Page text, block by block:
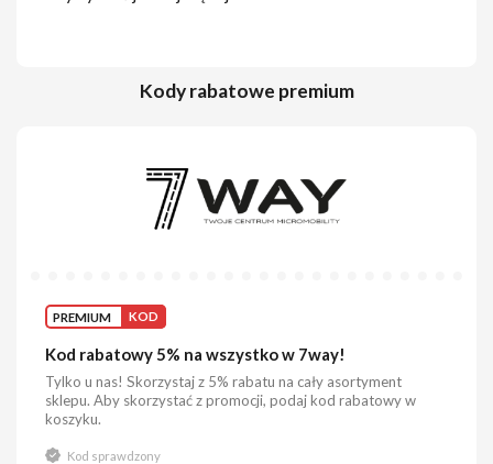
Kody rabatowe premium
PREMIUM KOD
Kod rabatowy 5% na wszystko w 7way!
Tylko u nas! Skorzystaj z 5% rabatu na cały asortyment
sklepu. Aby skorzystać z promocji, podaj kod rabatowy w
koszyku.
Kod sprawdzony